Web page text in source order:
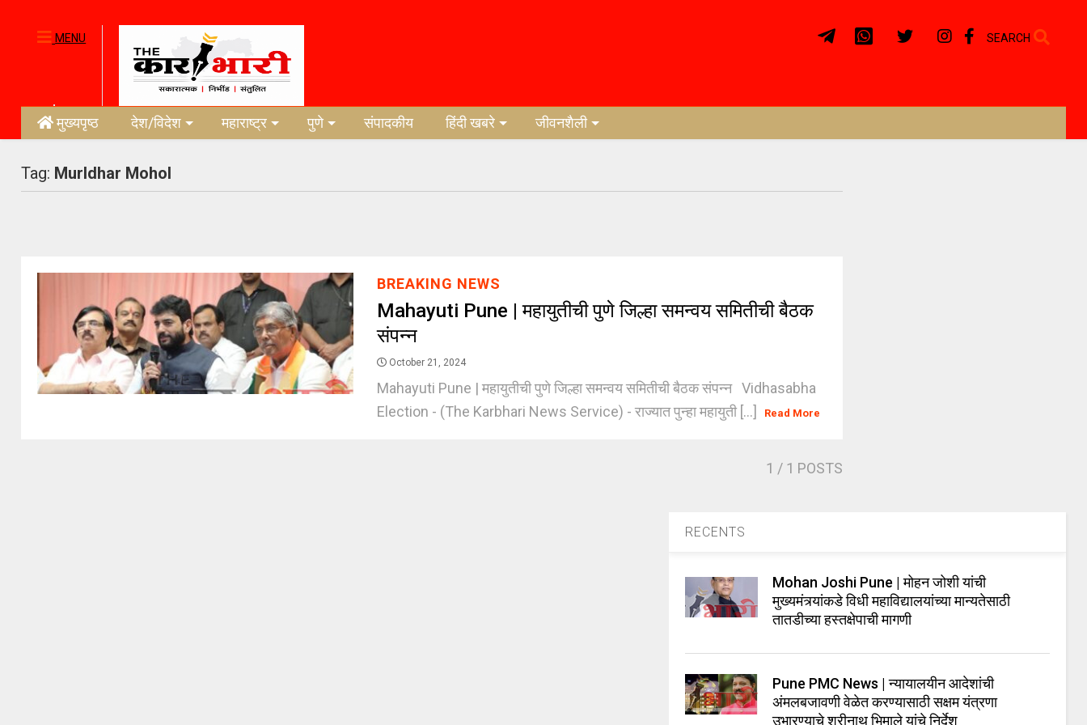
MENU SEARCH
मुख्यपृष्ठ देश/विदेश महाराष्ट्र पुणे संपादकीय हिंदी खबरे जीवनशैली
Tag: Murldhar Mohol
BREAKING NEWS
Mahayuti Pune | महायुतीची पुणे जिल्हा समन्वय समितीची बैठक
संपन्न
October 21, 2024
Mahayuti Pune | महायुतीची पुणे जिल्हा समन्वय समितीची बैठक संपन्न Vidhasabha
Election - (The Karbhari News Service) - राज्यात पुन्हा महायुती [...]
Read More
1 / 1 POSTS
RECENTS
Mohan Joshi Pune | मोहन जोशी यांची
मुख्यमंत्र्यांकडे विधी महाविद्यालयांच्या मान्यतेसाठी
तातडीच्या हस्तक्षेपाची मागणी
Pune PMC News | न्यायालयीन आदेशांची
अंमलबजावणी वेळेत करण्यासाठी सक्षम यंत्रणा
उभारण्याचे श्रीनाथ भिमाले यांचे निर्देश